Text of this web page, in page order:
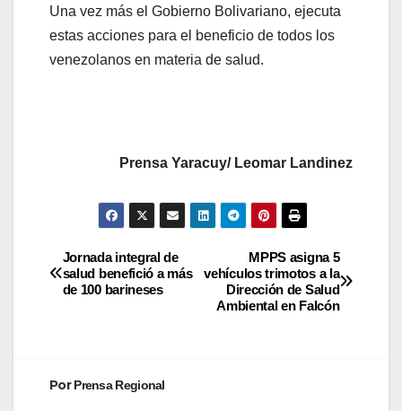
Una vez más el Gobierno Bolivariano, ejecuta
estas acciones para el beneficio de todos los
venezolanos en materia de salud.
2016 Camaro boasts weight loss, beastly
2016 Camaro boasts weight loss, beastly
powertrain
2024 Weight Loss Predictions: How Soaking
Feet in Apple Cider Vinegar Transformed 5
24 Burn Review: Are These Powerful Liquid
Prensa Yaracuy/ Leomar Landinez
MPPS asigna 5
vehículos trimotos a la
Dirección de Salud
Ambiental en Falcón
Jornada integral de
salud benefició a más
de 100 barineses
PorPrensa Regional